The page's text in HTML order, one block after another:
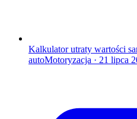
Kalkulator utraty wartości
autoMotoryzacja · 21 lipca